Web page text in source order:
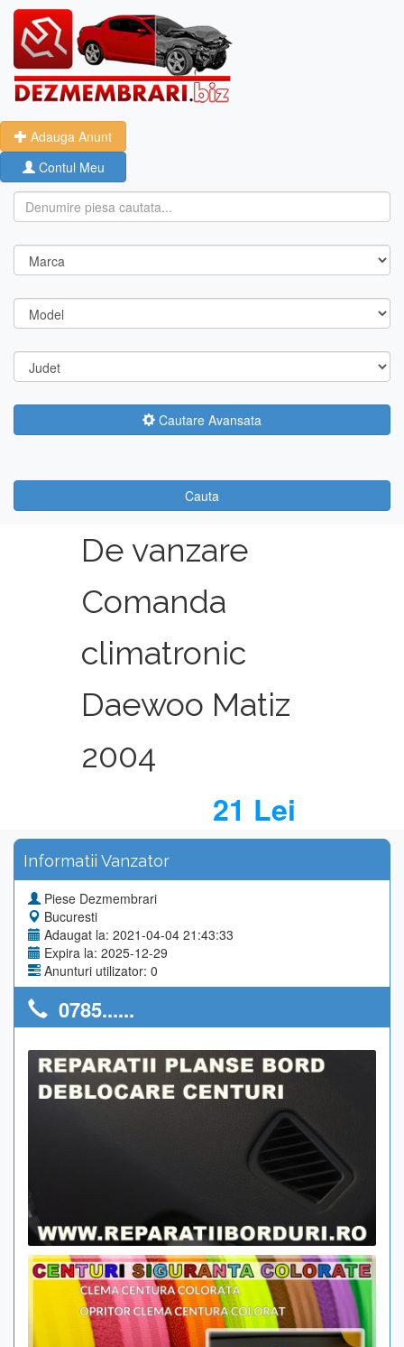
Adauga Anunt
Contul Meu
Cautare Avansata
Cauta
De vanzare
Comanda
climatronic
Daewoo Matiz
2004
21 Lei
Informatii Vanzator
Piese Dezmembrari
Bucuresti
Adaugat la: 2021-04-04 21:43:33
Expira la: 2025-12-29
Anunturi utilizator: 0
0785......